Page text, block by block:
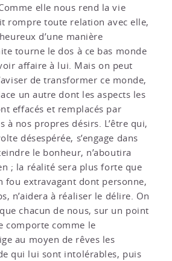
elle nous rend la vie
rompre toute relation avec elle,
d’une manière
tourne le dos à ce bas monde
affaire à lui. Mais on peut
de transformer ce monde,
un autre dont les aspects les
effacés et remplacés par
à nos propres désirs. L’être qui,
désespérée, s’engage dans
le bonheur, n’aboutira
; la réalité sera plus forte que
fou extravagant dont personne,
n’aidera à réaliser le délire. On
chacun de nous, sur un point
comporte comme le
au moyen de rêves les
qui lui sont intolérables, puis